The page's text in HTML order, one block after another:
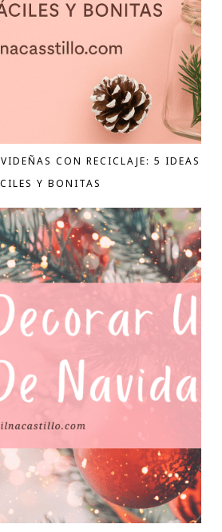
CON RECICLAJE: 5 IDEAS
Y BONITAS